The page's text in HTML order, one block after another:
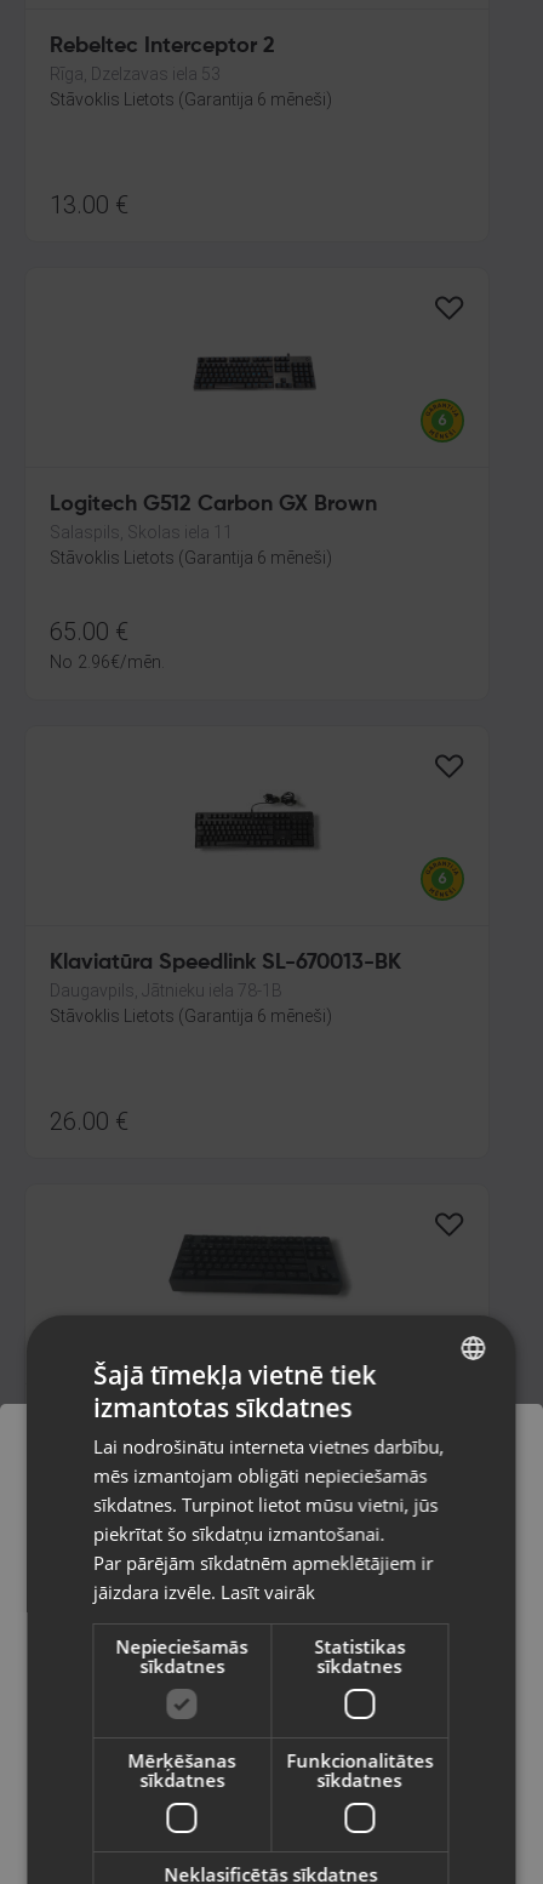
Rebeltec Interceptor 2
Rīga, Dzelzavas iela 53
Stāvoklis Lietots (Garantija 6 mēneši)
13.00 €
Logitech G512 Carbon GX Brown
Salaspils, Skolas iela 11
Stāvoklis Lietots (Garantija 6 mēneši)
65.00 €
No 2.96€/mēn.
Klaviatūra Speedlink SL-670013-BK
Daugavpils, Jātnieku iela 78-1B
Stāvoklis Lietots (Garantija 6 mēneši)
26.00 €
Genesis Thor 230
Rīga, Latgales iela 243
Stāvoklis Lietots (Garantija 6 mēneši)
25.00€
Thermaltake Level 20 KB-LVT
Pasūtījumi tiks piegādāti uz
izvēlēto valsti
Vietnes saturs būs attēlots izvēlētajā
valodā
Valsts
Latviešu / Latvian
RUSSIAN
Šajā tīmekļa vietnē tiek
izmantotas sīkdatnes
Lai nodrošinātu interneta vietnes darbību,
mēs izmantojam obligāti nepieciešamās
sīkdatnes. Turpinot lietot mūsu vietni, jūs
piekrītat šo sīkdatņu izmantošanai.
Par pārējām sīkdatnēm apmeklētājiem ir
jāizdara izvēle. Lasīt vairāk
Nepieciešamās
sīkdatnes
Statistikas
sīkdatnes
Mērķēšanas
sīkdatnes
Funkcionalitātes
sīkdatnes
Neklasificētās sīkdatnes